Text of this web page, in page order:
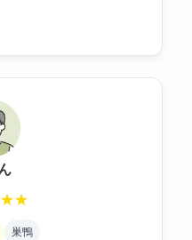
★★
巣鴨